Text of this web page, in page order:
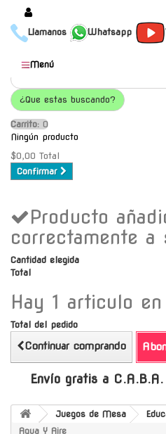
Llamanos Whatsapp
Productos
Populares
Categorías
Marcas
Mayoristas
Contacto
Envío gratis a C.A.B.A. a
partir de $30000
Menú
¿Que estas buscando?
Carrito: O
Ningún producto
$0,00 Total
Confirmar
Producto
correctamente a
Cantidad elegida
Total
Hay 1 articulo
Total del pedido
Continuar comprando
Envío gratis a
Juegos de Mesa
Agua Y Aire